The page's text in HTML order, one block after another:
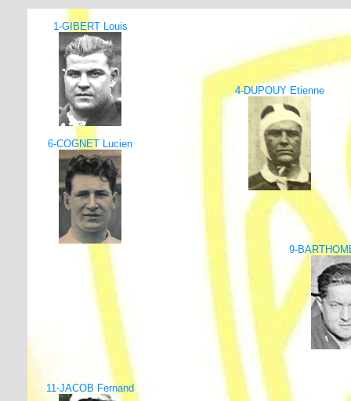
1-GIBERT Louis
4-DUPOUY Etienne
6-COGNET Lucien
9-
11-JACOB Fernand